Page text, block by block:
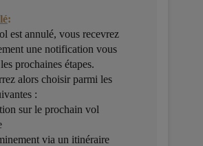
:
est annulé, vous recevrez
une notification vous
prochaines étapes.
alors choisir parmi les
:
sur le prochain vol
via un itinéraire